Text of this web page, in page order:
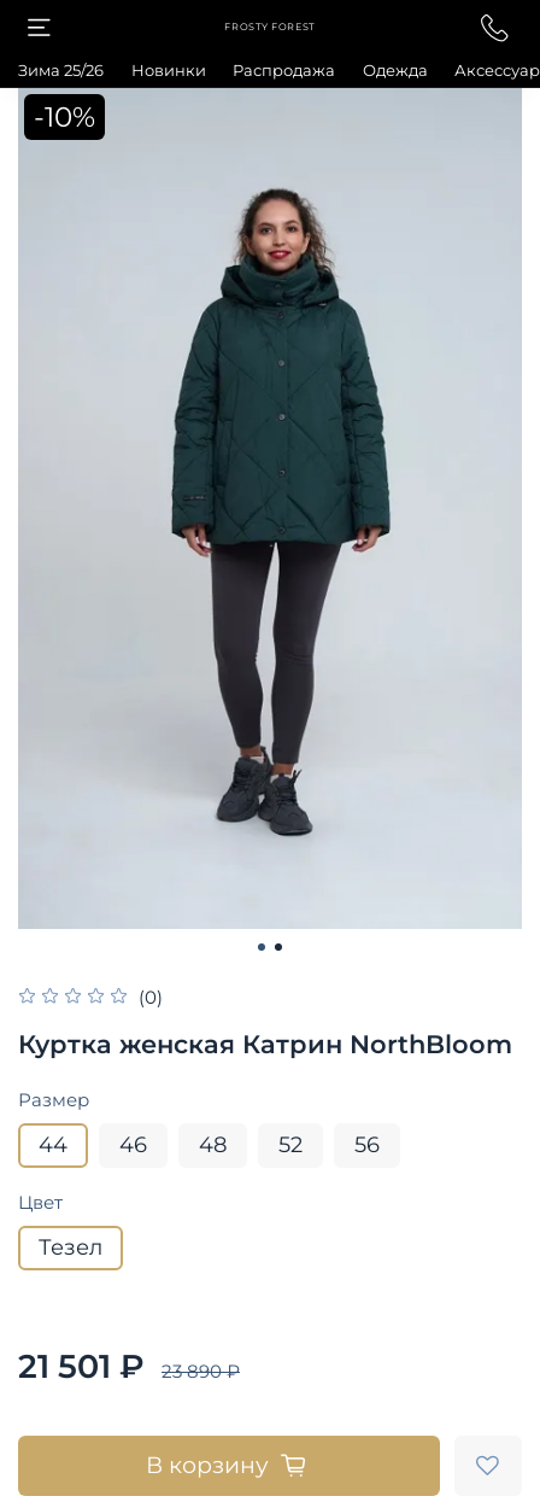
FROSTY FOREST
Зима 25/26 Новинки Распродажа Одежда
-10%
(0)
Куртка женская Катрин NorthBloom
Размер
44 46 48 52 56
Цвет
Тезел
21 501 ₽ 23 890 ₽
В корзину